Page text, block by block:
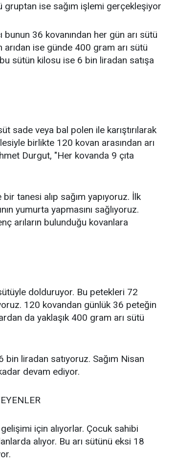
gruptan ise sağım işlemi gerçekleşiyor
bunun 36 kovanından her gün arı sütü
arıdan ise günde 400 gram arı sütü
sütün kilosu ise 6 bin liradan satışa
sade veya bal polen ile karıştırılarak
birlikte 120 kovan arasından arı
Durgut, "Her kovanda 9 çıta
tanesi alıp sağım yapıyoruz. İlk
yumurta yapmasını sağlıyoruz.
arıların bulunduğu kovanlara
dolduruyor. Bu petekleri 72
120 kovandan günlük 36 peteğin
da yaklaşık 400 gram arı sütü
bin liradan satıyoruz. Sağım Nisan
devam ediyor.
için alıyorlar. Çocuk sahibi
alıyor. Bu arı sütünü eksi 18